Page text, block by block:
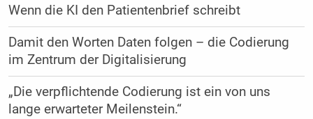
Wenn die KI den Patientenbrief schreibt
Damit den Worten Daten folgen – die Codierung
im Zentrum der Digitalisierung
„Die verpflichtende Codierung ist ein von uns
lange erwarteter Meilenstein.“